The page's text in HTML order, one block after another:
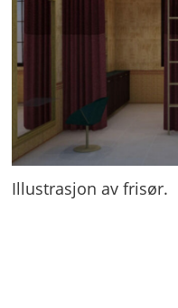
Illustrasjon av frisør.